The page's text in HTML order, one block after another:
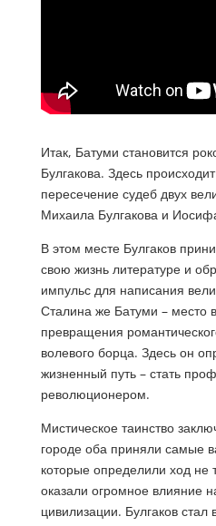
Итак, Батуми становится
Булгакова. Здесь
пересечение судеб двух
Михаила Булгакова и
В этом месте Булгаков
свою жизнь литературе и
импульс для написания
Сталина же Батуми – место
превращения
волевого борца. Здесь он
жизненный путь – стать
революционером.
Мистическое таинство
городе оба приняли самые
которые определили ход не
оказали огромное влияние
цивилизации. Булгаков